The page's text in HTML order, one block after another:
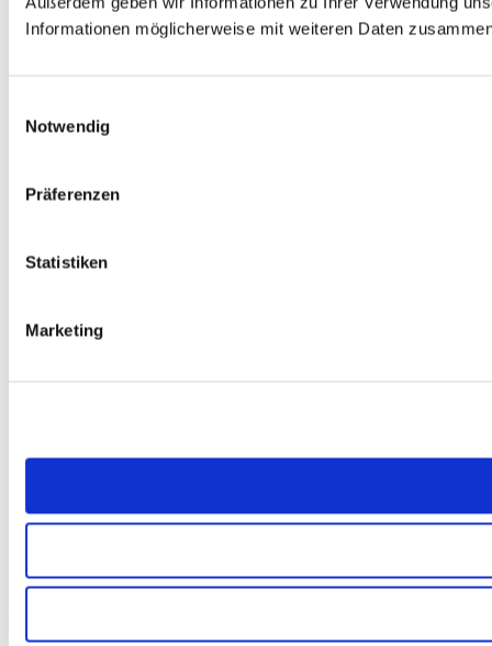
Informationen möglicherweise mit weiteren Daten
Notwendig
Präferenzen
Statistiken
Marketing